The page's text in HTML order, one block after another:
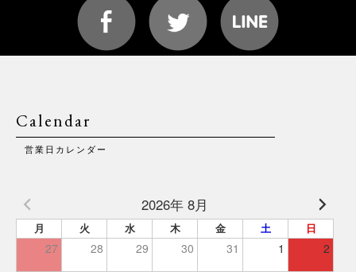
Calendar
営業日カレンダー
2026年 8月
月 火 水 木 金 土 日
27 28 29 30 31 1 2